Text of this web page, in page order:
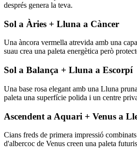
després genera la teva.
Sol a Àries + Lluna a Càncer
Una àncora vermella atrevida amb una
suau crea una paleta energètica però
Sol a Balança + Lluna a Escorpí
Una base rosa elegant amb una Lluna
paleta una superfície polida i un centre
Ascendent a Aquari + Venus a
Cians freds de primera impressió
d'albercoc de Venus creen una paleta